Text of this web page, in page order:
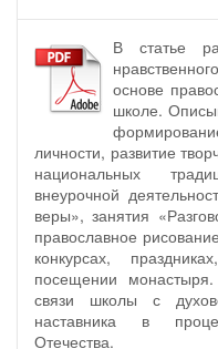
В статье
основе
школе.
личности, развитие
национальных
внеурочной
веры», занятия
православное
конкурсах,
посещении монастыря.
связи школы с
наставника в
Отечества.